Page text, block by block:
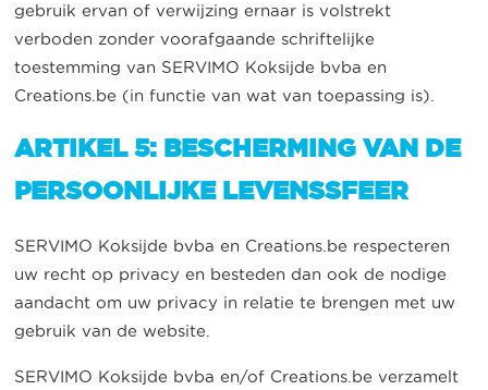
gebruik ervan of verwijzing ernaar is volstrekt
verboden zonder voorafgaande schriftelijke
toestemming van SERVIMO Koksijde bvba en
Creations.be (in functie van wat van toepassing is).
ARTIKEL 5: BESCHERMING VAN DE
PERSOONLIJKE LEVENSSFEER
SERVIMO Koksijde bvba en Creations.be respecteren
uw recht op privacy en besteden dan ook de nodige
aandacht om uw privacy in relatie te brengen met uw
gebruik van de website.
SERVIMO Koksijde bvba en/of Creations.be verzamelt